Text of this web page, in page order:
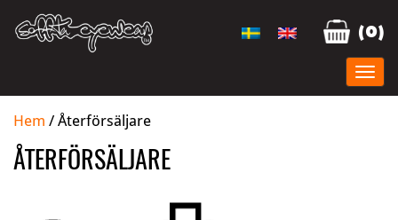
(0)
Hem / Återförsäljare
ÅTERFÖRSÄLJARE